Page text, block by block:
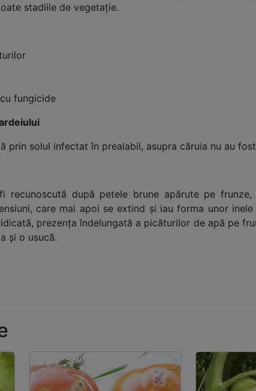
stadiile de vegetație.
fungicide
prin solul infectat în prealabil, asupra căruia nu au
recunoscută după petele brune apărute pe
care mai apoi se extind și iau forma unor
prezența îndelungată a picăturilor de apă pe
și o usucă.